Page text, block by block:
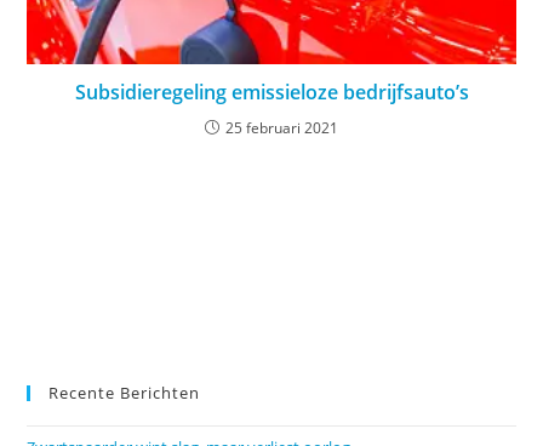
Subsidieregeling emissieloze bedrijfsauto’s
25 februari 2021
Recente Berichten